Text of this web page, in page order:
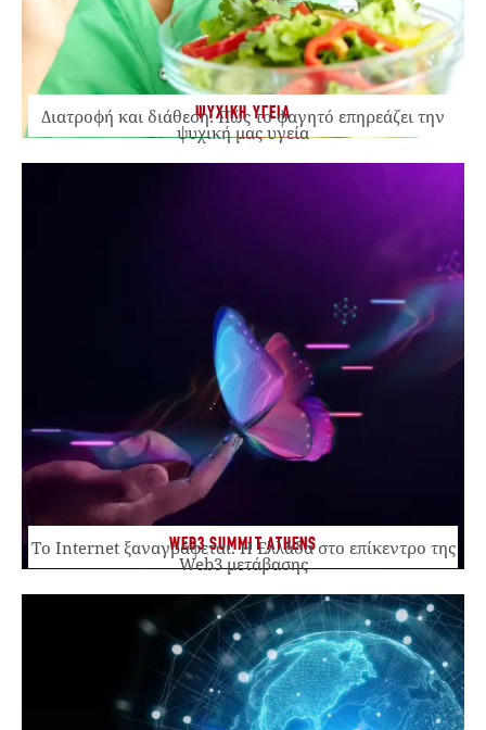
ΨΥΧΙΚΗ ΥΓΕΙΑ
Διατροφή και διάθεση: Πώς το φαγητό επηρεάζει την
ψυχική μας υγεία
WEB3 SUMMIT ATHENS
Το Internet ξαναγράφεται. Η Ελλάδα στο επίκεντρο της
Web3 μετάβασης